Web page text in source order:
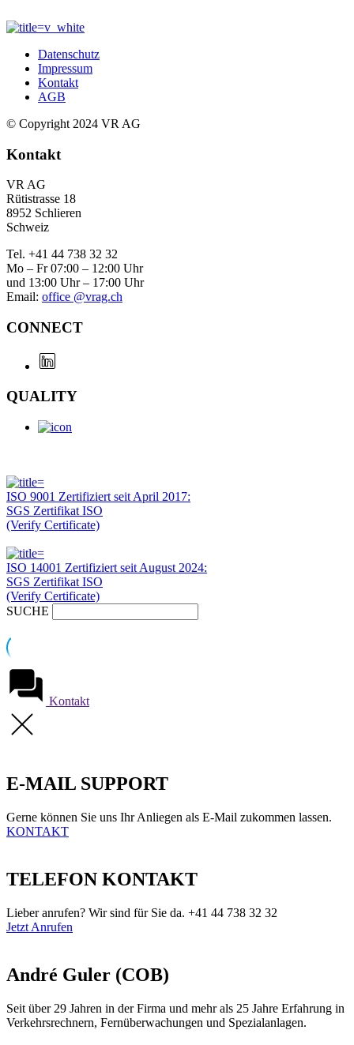
Datenschutz
Impressum
Kontakt
AGB
© Copyright 2024 VR AG
Kontakt
VR AG
Rütistrasse 18
8952 Schlieren
Schweiz
Tel. +41 44 738 32 32
Mo – Fr 07:00 – 12:00 Uhr
und 13:00 Uhr – 17:00 Uhr
Email: office @vrag.ch
CONNECT
QUALITY
ISO 9001 Zertifiziert seit April 2017:
SGS Zertifikat ISO
(Verify Certificate)
ISO 14001 Zertifiziert seit August 2024:
SGS Zertifikat ISO
(Verify Certificate)
SUCHE
Kontakt
E-MAIL SUPPORT
Gerne können Sie uns Ihr Anliegen als E-Mail zukommen lassen.
KONTAKT
TELEFON KONTAKT
Lieber anrufen? Wir sind für Sie da. +41 44 738 32 32
Jetzt Anrufen
André Guler (COB)
Seit über 29 Jahren in der Firma und mehr als 25 Jahre Erfahrung in
Verkehrsrechnern, Fernüberwachungen und Spezialanlagen.